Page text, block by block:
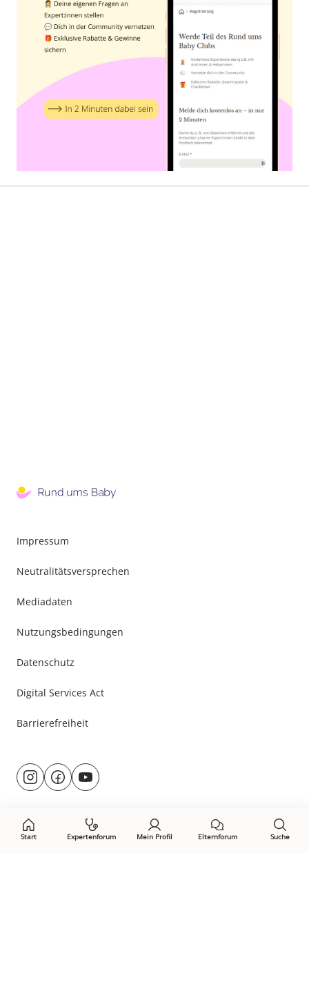
Start Expertenforum Mein Profil Elternforum Suche
Impressum
Neutralitätsversprechen
Mediadaten
Nutzungsbedingungen
Datenschutz
Digital Services Act
Barrierefreiheit
Besuche
uns@rund.ums.baby
facebook.com/rundumsbaby.de
youtube.com/@rundumsbaby_